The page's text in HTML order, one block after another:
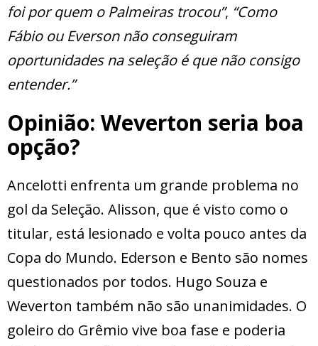
foi por quem o Palmeiras trocou”, “Como
Fábio ou Everson não conseguiram
oportunidades na seleção é que não consigo
entender.”
Opinião: Weverton seria boa
opção?
Ancelotti enfrenta um grande problema no
gol da Seleção. Alisson, que é visto como o
titular, está lesionado e volta pouco antes da
Copa do Mundo. Ederson e Bento são nomes
questionados por todos. Hugo Souza e
Weverton também não são unanimidades. O
goleiro do Grêmio vive boa fase e poderia